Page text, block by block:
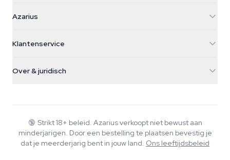
Galvaniweg 11
Nederland
+31(0)204897914
Azarius
Smokeshop
Klantenservice
Retourbeleid
Veelgestelde vragen
Privacybeleid
Over & juridisch
Wiki
Muziek
🔞 Strikt 18+ beleid. Azarius verkoopt niet bewust aan
minderjarigen. Door een bestelling te plaatsen bevestig je
dat je meerderjarig bent in jouw land. Ons leeftijdsbeleid